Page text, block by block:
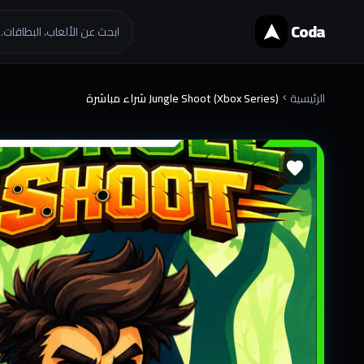
Coda ابحث عن الألعاب،
الرئيسية chevron_right Jungle Shoot (Xbox Series) شراء مباشرة
favorite